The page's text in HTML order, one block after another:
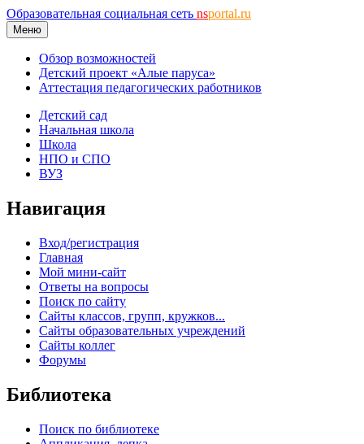
Образовательная социальная сеть nsportal.ru
Меню
Обзор возможностей
Детский проект «Алые паруса»
Аттестация педагогических работников
Детский сад
Начальная школа
Школа
НПО и СПО
ВУЗ
Навигация
Вход/регистрация
Главная
Мой мини-сайт
Ответы на вопросы
Поиск по сайту
Сайты классов, групп, кружков...
Сайты образовательных учреждений
Сайты коллег
Форумы
Библиотека
Поиск по библиотеке